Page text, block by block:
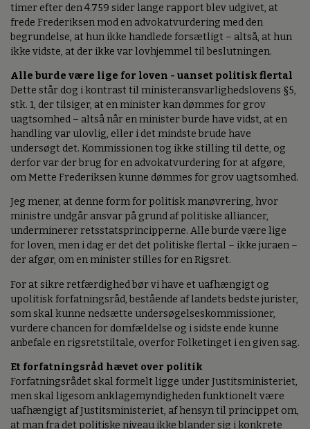
timer efter den 4.759 sider lange rapport blev udgivet, at
frede Frederiksen mod en advokatvurdering med den
begrundelse, at hun ikke handlede forsætligt – altså, at hun
ikke vidste, at der ikke var lovhjemmel til beslutningen.
Alle burde være lige for loven - uanset politisk flertal
Dette står dog i kontrast til ministeransvarlighedslovens §5,
stk. 1, der tilsiger, at en minister kan dømmes for grov
uagtsomhed – altså når en minister burde have vidst, at en
handling var ulovlig, eller i det mindste brude have
undersøgt det. Kommissionen tog ikke stilling til dette, og
derfor var der brug for en advokatvurdering for at afgøre,
om Mette Frederiksen kunne dømmes for grov uagtsomhed.
Jeg mener, at denne form for politisk manøvrering, hvor
ministre undgår ansvar på grund af politiske alliancer,
underminerer retsstatsprincipperne. Alle burde være lige
for loven, men i dag er det det politiske flertal – ikke juraen –
der afgør, om en minister stilles for en Rigsret.
For at sikre retfærdighed bør vi have et uafhængigt og
upolitisk forfatningsråd, bestående af landets bedste jurister,
som skal kunne nedsætte undersøgelseskommissioner,
vurdere chancen for domfældelse og i sidste ende kunne
anbefale en rigsretstiltale, overfor Folketinget i en given sag.
Et forfatningsråd hævet over politik
Forfatningsrådet skal formelt ligge under Justitsministeriet,
men skal ligesom anklagemyndigheden funktionelt være
uafhængigt af Justitsministeriet, af hensyn til princippet om,
at man fra det politiske niveau ikke blander sig i konkrete